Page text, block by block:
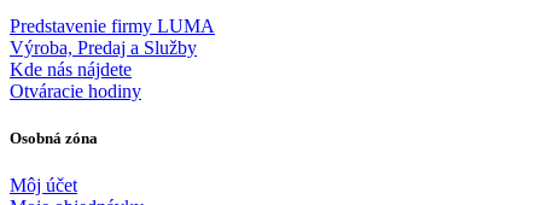
Predstavenie firmy LUMA
Výroba, Predaj a Služby
Kde nás nájdete
Otváracie hodiny
Osobná zóna
Môj účet